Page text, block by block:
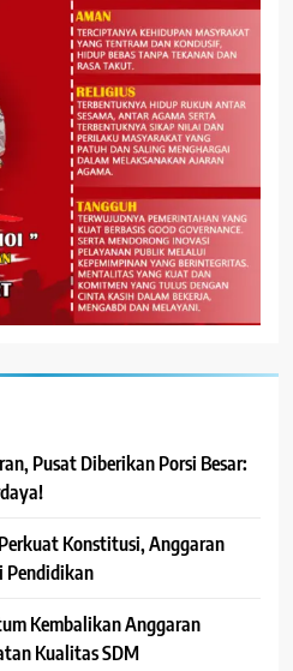
Pusat Diberikan Porsi Besar:
Konstitusi, Anggaran
Pendidikan
Kembalikan Anggaran
Kualitas SDM